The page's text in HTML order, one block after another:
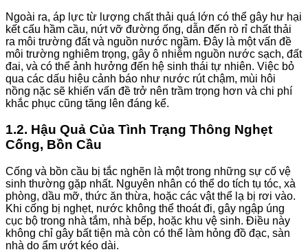
Ngoài ra, áp lực từ lượng chất thải quá lớn có thể gây hư hại
kết cấu hầm cầu, nứt vỡ đường ống, dẫn đến rò rỉ chất thải
ra môi trường đất và nguồn nước ngầm. Đây là một vấn đề
môi trường nghiêm trọng, gây ô nhiễm nguồn nước sạch, đất
đai, và có thể ảnh hưởng đến hệ sinh thái tự nhiên. Việc bỏ
qua các dấu hiệu cảnh báo như nước rút chậm, mùi hôi
nồng nặc sẽ khiến vấn đề trở nên trầm trọng hơn và chi phí
khắc phục cũng tăng lên đáng kể.
1.2. Hậu Quả Của Tình Trạng Thông Nghẹt
Cống, Bồn Cầu
Cống và bồn cầu bị tắc nghẽn là một trong những sự cố vệ
sinh thường gặp nhất. Nguyên nhân có thể do tích tụ tóc, xà
phòng, dầu mỡ, thức ăn thừa, hoặc các vật thể lạ bị rơi vào.
Khi cống bị nghẹt, nước không thể thoát đi, gây ngập úng
cục bộ trong nhà tắm, nhà bếp, hoặc khu vệ sinh. Điều này
không chỉ gây bất tiện mà còn có thể làm hỏng đồ đạc, sàn
nhà do ẩm ướt kéo dài.